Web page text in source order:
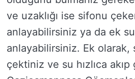
ve uzaklığı ise sifonu
anlayabilirsiniz ya da ek
anlayabilirsiniz. Ek olarak,
çektiniz ve su hızlıca